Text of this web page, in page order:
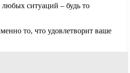
любых ситуаций – будь то
то, что удовлетворит ваше